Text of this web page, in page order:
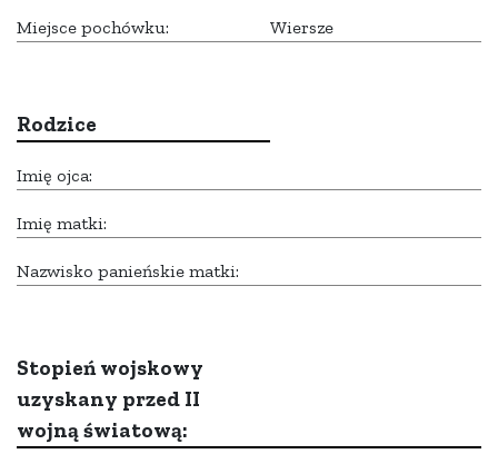
Miejsce pochówku: Wiersze
Rodzice
Imię ojca:
Imię matki:
Nazwisko panieńskie matki:
Stopień wojskowy
uzyskany przed II
wojną światową: